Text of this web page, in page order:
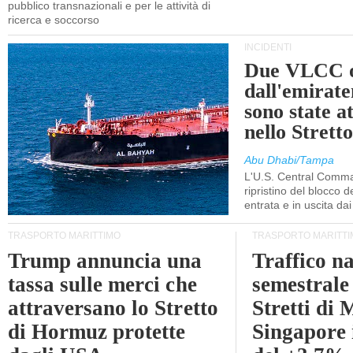
pubblico transnazionali e per le attività di
ricerca e soccorso
INCIDENTI
Due VLCC
sono state
nello
Abu Dhabi/Tampa
L'U.S. Central
ripristino del blocco
entrata e in uscita
TRASPORTO MARITTIMO
Trump annuncia una
tassa sulle merci che
attraversano lo Stretto
di Hormuz protette
TRASPORTO
Traffico
Stretti di